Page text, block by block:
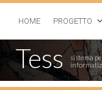
HOME PROGETTO
Tess
sistema